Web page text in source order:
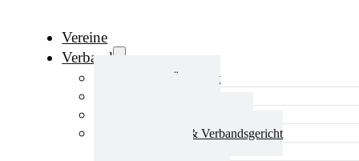
Vereine
Verband
Verband Übersicht
Ausschüsse & Verbandsgericht